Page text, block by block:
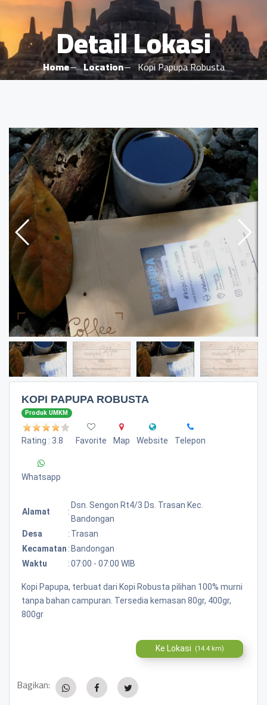
Detail Lokasi
Home Location Kopi Papupa Robusta
KOPI PAPUPA ROBUSTA
Produk UMKM
Rating : 3.8 Favorite Map Website Telepon
Whatsapp
Alamat :
Dsn. Sengon Rt4/3 Ds. Trasan Kec.
Bandongan
Desa
: Trasan
Kecamatan : Bandongan
Waktu
:07:00 - 07:00 WIB
Kopi Papupa, terbuat dari Kopi Robusta pilihan 100% murni
tanpa bahan campuran. Tersedia kemasan 80gr, 400gr,
800gr
Ke Lokasi (14.4 km)
Bagikan: